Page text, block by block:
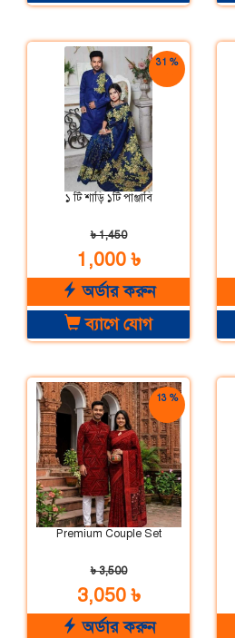
31 %
১ টি শাড়ি ১টি পাঞ্জাবি
৳ 1,450
1,000 ৳
অর্ডার করুন
ব্যাগে যোগ
13 %
Premium Couple Set
৳ 3,500
3,050 ৳
অর্ডার করুন